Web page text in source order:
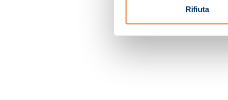
Rifiuta